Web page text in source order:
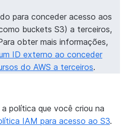
para conceder acesso aos
buckets S3) a terceiros,
obter mais informações,
ID externo ao conceder
do AWS a terceiros.
política que você criou na
IAM para acesso ao S3.